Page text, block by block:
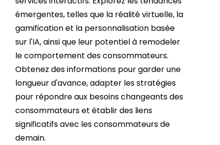
émergentes, telles que la réalité virtuelle, la
gamification et la personnalisation basée
sur l'IA, ainsi que leur potentiel à remodeler
le comportement des consommateurs.
Obtenez des informations pour garder une
longueur d'avance, adapter les stratégies
pour répondre aux besoins changeants des
consommateurs et établir des liens
significatifs avec les consommateurs de
demain.